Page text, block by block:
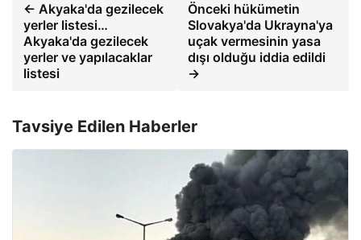
← Akyaka'da gezilecek
yerler listesi…
Akyaka'da gezilecek
yerler ve yapılacaklar
listesi
Önceki hükümetin
Slovakya'da Ukrayna'ya
uçak vermesinin yasa
dışı olduğu iddia edildi
→
Tavsiye Edilen Haberler